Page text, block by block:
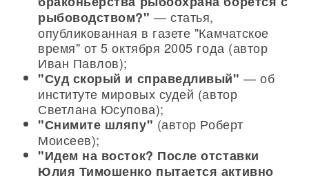
рыбоводством?" — статья,
опубликованная в газете "Камчатское
время" от 5 октября 2005 года (автор
Иван Павлов);
"Суд скорый и справедливый" — об
институте мировых судей (автор
Светлана Юсупова);
"Снимите шляпу" (автор Роберт
Моисеев);
"Идем на восток? После отставки
Юлия Тимошенко пытается активно